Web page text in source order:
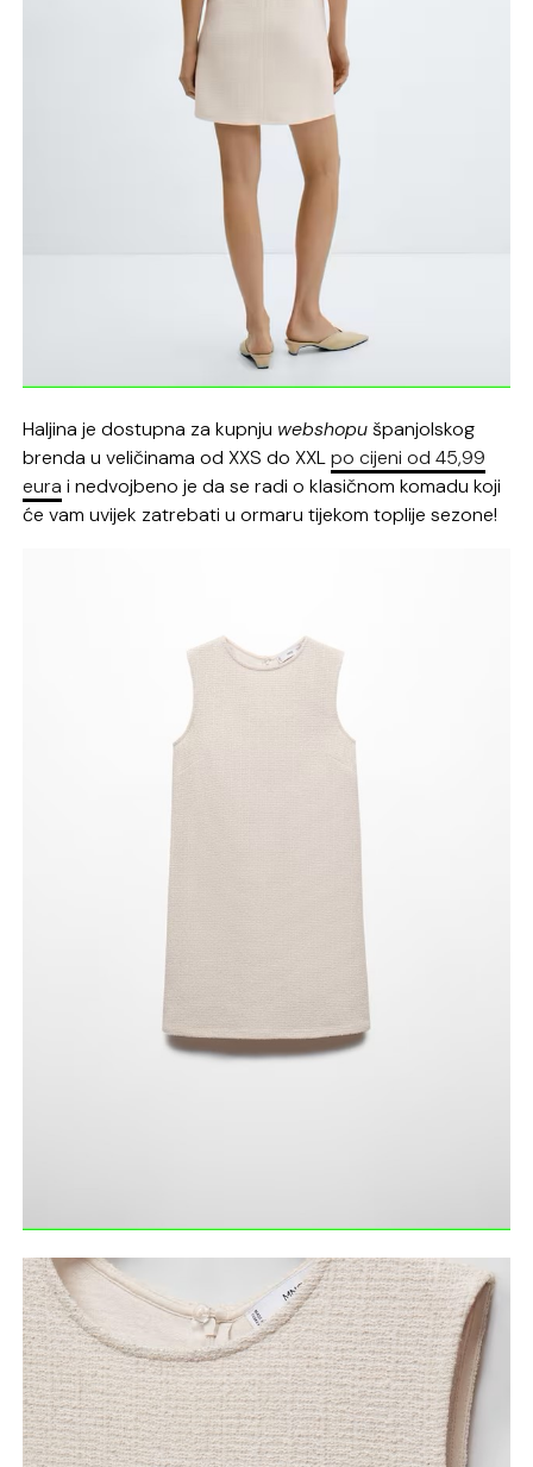
Haljina je dostupna za kupnju webshopušpanjolskog
brenda u veličinama od XXS do XXLpo cijeni od 45,99
eura i nedvojbeno je da se radi o klasičnom komadu koji
će vam uvijek zatrebati u ormaru tijekom toplije sezone!